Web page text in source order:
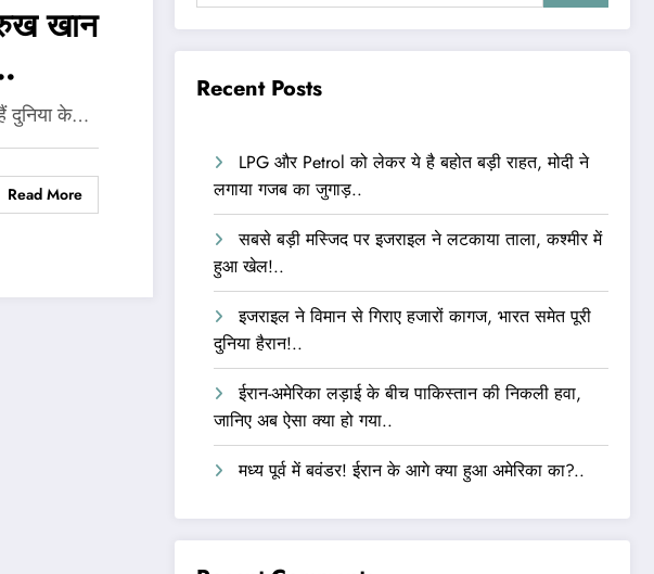
खान
दुनिया के…
Read More
Recent Posts
LPG और Petrol को लेकर ये है बहोत बड़ी राहत, मोदी ने
लगाया गजब का जुगाड़..
सबसे बड़ी मस्जिद पर इजराइल ने लटकाया ताला, कश्मीर में
हुआ खेल!..
इजराइल ने विमान से गिराए हजारों कागज, भारत समेत पूरी
दुनिया हैरान!..
ईरान-अमेरिका लड़ाई के बीच पाकिस्तान की निकली हवा,
जानिए अब ऐसा क्या हो गया..
मध्य पूर्व में बवंडर! ईरान के आगे क्या हुआ अमेरिका का?..